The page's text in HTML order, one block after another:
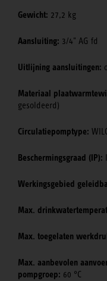
Gewicht: 27,2 kg
Aansluiting: 3/4" AG fd
Uitlijning aansluitingen:
Materiaal
gesoldeerd)
Circulatiepomptype:
Beschermingsgraad (IP):
Werkingsgebied
Max.
Max. toegelaten
Max. aanbevolen
pompgroep: 60 °C